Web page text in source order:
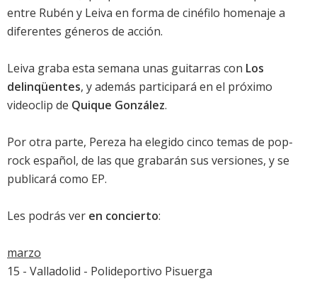
entre Rubén y Leiva en forma de cinéfilo homenaje a
diferentes géneros de acción.
Leiva graba esta semana unas guitarras con Los
delinqüentes, y además participará en el próximo
videoclip de Quique González.
Por otra parte, Pereza ha elegido cinco temas de pop-
rock español, de las que grabarán sus versiones, y se
publicará como EP.
Les podrás ver en concierto:
marzo
15 - Valladolid - Polideportivo Pisuerga